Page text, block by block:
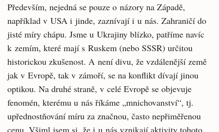
Především, nejedná se pouze o názory na Západě,
například v USA i jinde, zaznívají i u nás. Zahraničí do
jisté míry chápu. Jsme u Ukrajiny blízko, patříme navíc
k zemím, které mají s Ruskem (nebo SSSR) určitou
historickou zkušenost. A není divu, že vzdálenější země
jak v Evropě, tak v zámoří, se na konflikt dívají jinou
optikou. Na druhé straně, v celé Evropě se objevuje
fenomén, kterému u nás říkáme „mnichovanství“, tj.
upřednostňování míru za značnou, často nepřiměřenou
cenu. Všiml jsem si, že i u nás vznikají aktivity tohoto